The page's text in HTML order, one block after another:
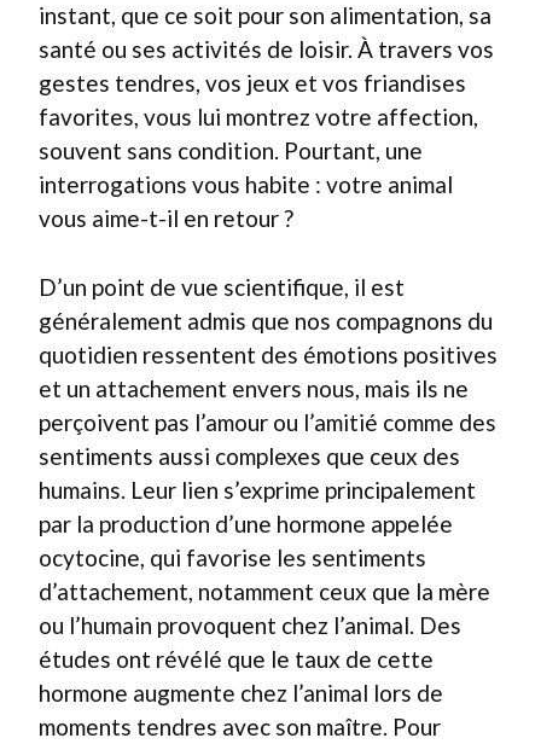
instant, que ce soit pour son alimentation, sa
santé ou ses activités de loisir. À travers vos
gestes tendres, vos jeux et vos friandises
favorites, vous lui montrez votre affection,
souvent sans condition. Pourtant, une
interrogations vous habite : votre animal
vous aime-t-il en retour ?
D’un point de vue scientifique, il est
généralement admis que nos compagnons du
quotidien ressentent des émotions positives
et un attachement envers nous, mais ils ne
perçoivent pas l’amour ou l’amitié comme des
sentiments aussi complexes que ceux des
humains. Leur lien s’exprime principalement
par la production d’une hormone appelée
ocytocine, qui favorise les sentiments
d’attachement, notamment ceux que la mère
ou l’humain provoquent chez l’animal. Des
études ont révélé que le taux de cette
hormone augmente chez l’animal lors de
moments tendres avec son maître. Pour